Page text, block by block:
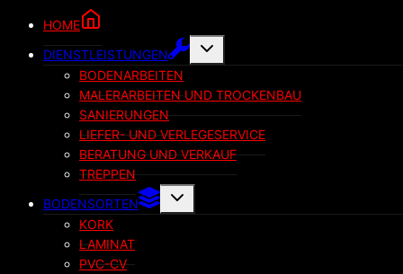
HOME
DIENSTLEISTUNGEN
Untermenü
BODENARBEITEN
MALERARBEITEN UND TROCKENBAU
SANIERUNGEN
LIEFER- UND VERLEGESERVICE
BERATUNG UND VERKAUF
TREPPEN
BODENSORTEN
Untermenü
KORK
LAMINAT
PVC-CV